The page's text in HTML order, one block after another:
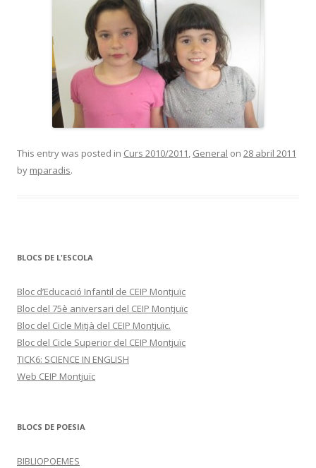
This entry was posted in Curs 2010/2011, General on 28 abril 2011
by mparadis.
BLOCS DE L'ESCOLA
Bloc d’Educació Infantil de CEIP Montjuïc
Bloc del 75è aniversari del CEIP Montjuïc
Bloc del Cicle Mitjà del CEIP Montjuïc.
Bloc del Cicle Superior del CEIP Montjuïc
TICK6: SCIENCE IN ENGLISH
Web CEIP Montjuïc
BLOCS DE POESIA
BIBLIOPOEMES